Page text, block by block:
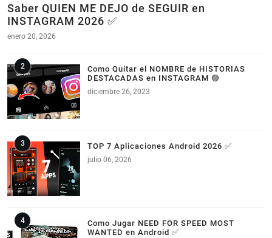
Saber QUIEN ME DEJO de SEGUIR en
INSTAGRAM 2026 ✅
enero 20, 2026
Como Quitar el NOMBRE de HISTORIAS
DESTACADAS en INSTAGRAM 🟣
diciembre 26, 2023
TOP 7 Aplicaciones Android 2026 ✅
julio 06, 2026
Como Jugar NEED FOR SPEED MOST
WANTED en Android ✅